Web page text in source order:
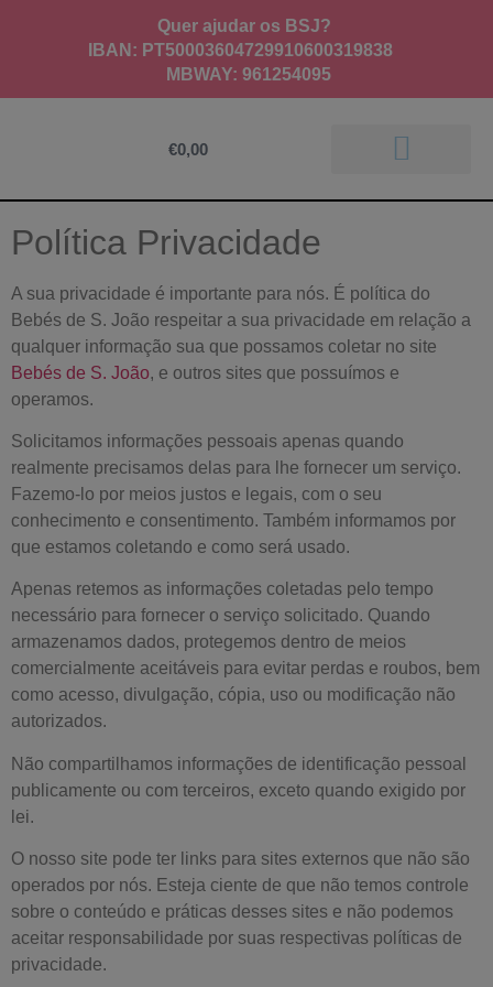
Quer ajudar os BSJ?
IBAN: PT50003604729910600319838
MBWAY: 961254095
€0,00
Política Privacidade
A sua privacidade é importante para nós. É política do
Bebés de S. João respeitar a sua privacidade em relação a
qualquer informação sua que possamos coletar no site
Bebés de S. João, e outros sites que possuímos e
operamos.
Solicitamos informações pessoais apenas quando
realmente precisamos delas para lhe fornecer um serviço.
Fazemo-lo por meios justos e legais, com o seu
conhecimento e consentimento. Também informamos por
que estamos coletando e como será usado.
Apenas retemos as informações coletadas pelo tempo
necessário para fornecer o serviço solicitado. Quando
armazenamos dados, protegemos dentro de meios
comercialmente aceitáveis ​​para evitar perdas e roubos, bem
como acesso, divulgação, cópia, uso ou modificação não
autorizados.
Não compartilhamos informações de identificação pessoal
publicamente ou com terceiros, exceto quando exigido por
lei.
O nosso site pode ter links para sites externos que não são
operados por nós. Esteja ciente de que não temos controle
sobre o conteúdo e práticas desses sites e não podemos
aceitar responsabilidade por suas respectivas políticas de
privacidade.